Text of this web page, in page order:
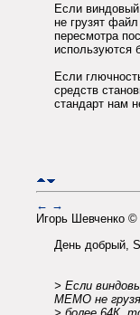
Если
не грузят
пересмотра
используются
Если
средств
стандарт нам
← →
Игорь Шевченко
День добрый,
> Если
MEMO не